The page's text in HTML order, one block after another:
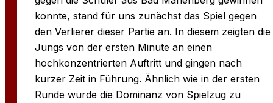
konnte, stand für uns zunächst das Spiel gegen
den Verlierer dieser Partie an. In diesem zeigten die
Jungs von der ersten Minute an einen
hochkonzentrierten Auftritt und gingen nach
kurzer Zeit in Führung. Ähnlich wie in der ersten
Runde wurde die Dominanz von Spielzug zu